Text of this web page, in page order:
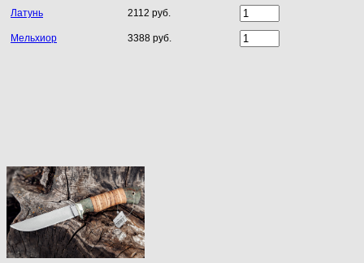
Латунь
2112 руб.
Мельхиор 3388 руб.